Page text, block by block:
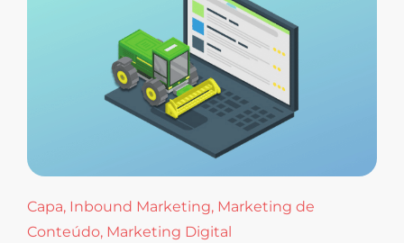
Capa, Inbound Marketing, Marketing de
Conteúdo, Marketing Digital